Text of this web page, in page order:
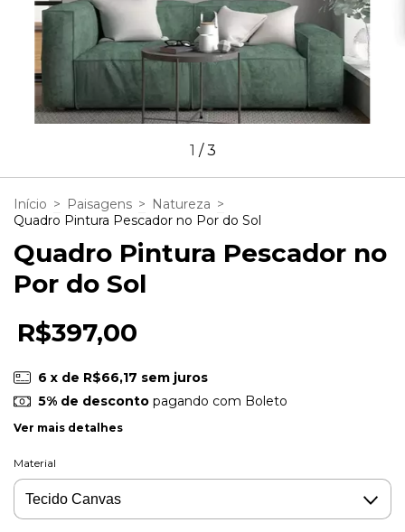
1 /3
Início > Paisagens > Natureza >
Quadro Pintura Pescador no Por do Sol
Quadro Pintura Pescador no
Por do Sol
R$397,00
6 x de R$66,17 sem juros
5% de descontopagando com Boleto
Ver mais detalhes
Material